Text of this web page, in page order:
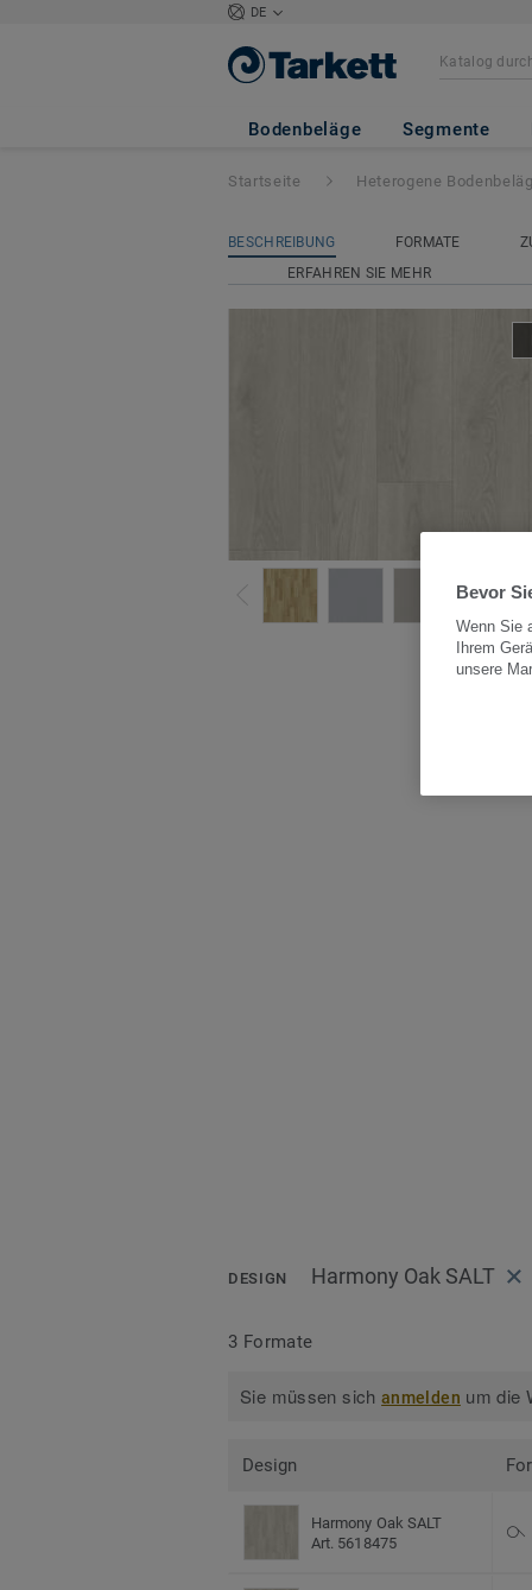
DE
Bodenbeläge Segmente
Classic 40 -
Startseite Heterogene
BESCHREIBUNG FORMATE
ERFAHREN SIE MEHR
Alle
DESIGN Harmony Oak SALT
3 Formate
Sie müssen sichanmelden um die
Design
Harmony Oak SALT
Art. 5618475
Bevor
Wenn Sie
Ihrem
unsere